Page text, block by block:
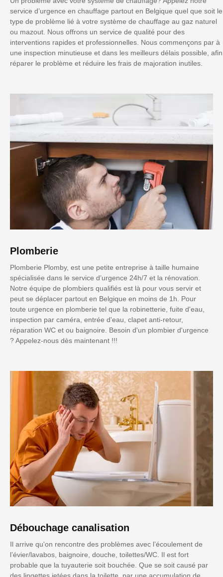
service d’urgence en chauffage partout en Belgique quel que soit le
type de problème lié à votre système de chauffage au gaz naturel
ou mazout. Nous offrons un service de qualité pour des
interventions rapides et professionnelles. Nous commençons par à
une inspection minutieuse et dans les meilleurs délais possible, afin
réparer le problème et réduire les frais de majoration inutiles.
Plomberie
Plomberie Plomby, est une petite entreprise à taille humaine
spécialisée dans le service d’urgence 24h/7 et la rénovation.
Notre équipe de plombiers qualifiés est là pour vous servir et
peut se déplacer partout en Belgique en moins de 1h. Pour
toute urgence en plomberie tel que la robinetterie, fuite d'eau,
inspection par caméra, entrée d'eau, clapet anti-retour,
réparation WC et ou baignoire. Besoin d'un plombier d'urgence
? Appelez-nous dès maintenant !!!
Débouchage canalisation
Il arrive qu'on rencontre des problèmes avec l’écoulement de
l’évier/lavabos, baignoire, douche, toilettes/WC. Il est fort
probable que la tuyauterie soit bouchée. Que se soit causé par
des lingettes jetées dans la toilette, par une accumulation de